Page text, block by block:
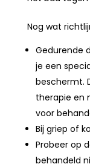
Nog wat
Gedurende
je een
beschermt.
therapie en
voor
Bij griep of
Probeer op
behandeld